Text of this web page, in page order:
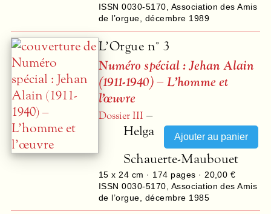
ISSN 0030-5170, Association des Amis
de l’orgue, décembre 1989
L’Orgue n° 3
Numéro spécial : Jehan Alain
(1911-1940) – L’homme et
l’œuvre
DossierIII –
Helga
Schauerte-Maubouet
15 x 24 cm · 174 pages ·20,00 €
ISSN 0030-5170, Association des Amis
de l’orgue, décembre 1985